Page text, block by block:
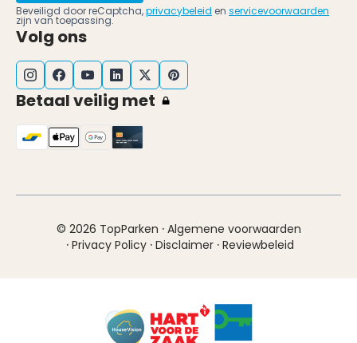
Beveiligd door reCaptcha,privacybeleid en servicevoorwaarden
zijn van toepassing.
Volg ons
Betaal veilig met
© 2026 TopParken · Algemene voorwaarden
· Privacy Policy · Disclaimer · Reviewbeleid